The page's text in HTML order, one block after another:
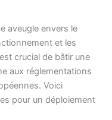
aveugle envers le
et les
crucial de bâtir une
aux réglementations
Voici
pour un déploiement